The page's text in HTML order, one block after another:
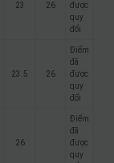
23 26
được
quy
đổi
23.5 26
Điểm
đã
được
quy
đổi
26
Điểm
đã
được
quy